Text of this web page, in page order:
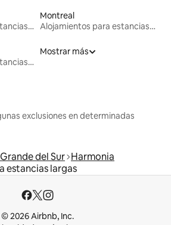
Alojamientos para estancias largas
Montreal
Alojamientos para estancias largas
Alojamientos para estancias largas
Mostrar más
exclusiones en determinadas
del Sur Harmonia
estancias largas
© 2026 Airbnb, Inc.